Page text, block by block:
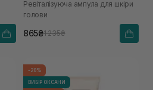
Ревіталізуюча ампула для шкіри
голови
865₴1 235₴
-20%
ВИБІР ОКСАНИ